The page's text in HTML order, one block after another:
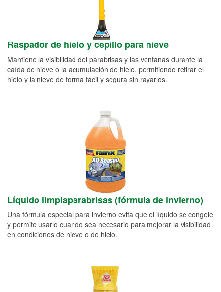
Raspador de hielo y cepillo para nieve
Mantiene la visibilidad del parabrisas y las ventanas durante la
caída de nieve o la acumulación de hielo, permitiendo retirar el
hielo y la nieve de forma fácil y segura sin rayarlos.
Líquido limpiaparabrisas (fórmula de invierno)
Una fórmula especial para invierno evita que el líquido se congele
y permite usarlo cuando sea necesario para mejorar la visibilidad
en condiciones de nieve o de hielo.